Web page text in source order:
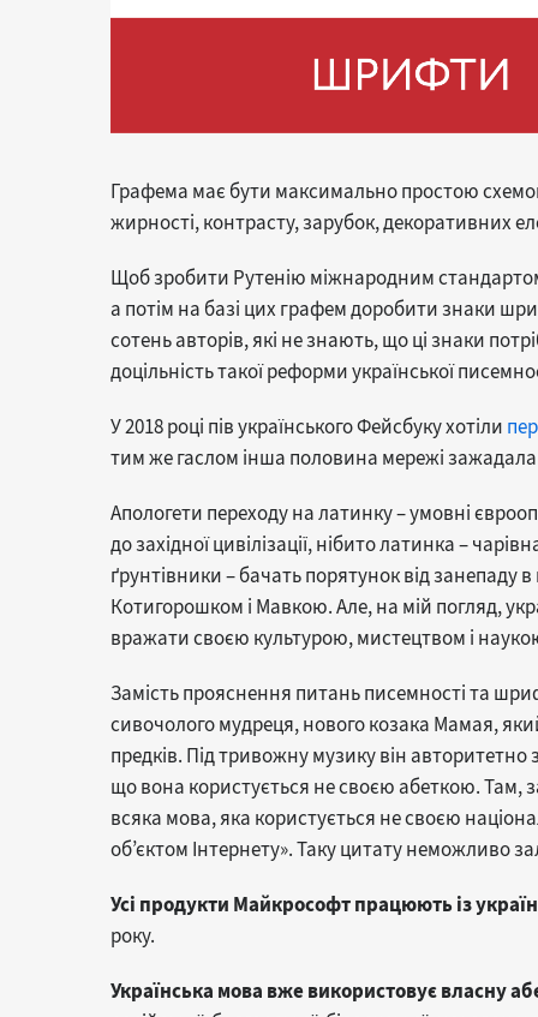
Графема має бути максимально простою
жирності, контрасту, зарубок, декоративних
Щоб зробити Рутенію міжнародним
а потім на базі цих графем доробити знаки
сотень авторів, які не знають, що ці знаки
доцільність такої реформи української
У 2018 році пів українського Фейсбуку хотіли
тим же гаслом інша половина мережі
Апологети переходу на латинку – умовні
до західної цивілізації, нібито латинка –
ґрунтівники – бачать порятунок від занепаду
Котигорошком і Мавкою. Але, на мій погляд,
вражати своєю культурою, мистецтвом і
Замість прояснення питань писемності та
сивочолого мудреця, нового козака Мамая,
предків. Під тривожну музику він
що вона користується не своєю абеткою.
всяка мова, яка користується не своєю
об’єктом Інтернету». Таку цитату неможливо
Усі продукти Майкрософт працюють із
року.
Українська мова вже використовує власну